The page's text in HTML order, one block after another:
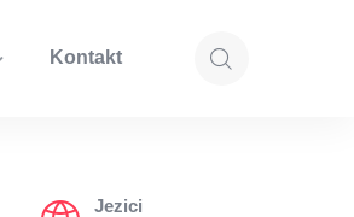
Kontakt
Jezici